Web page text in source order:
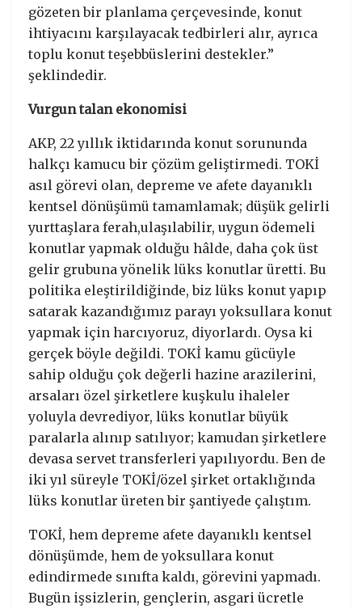
gözeten bir planlama çerçevesinde, konut
ihtiyacını karşılayacak tedbirleri alır, ayrıca
toplu konut teşebbüslerini destekler.”
şeklindedir.
Vurgun talan ekonomisi
AKP, 22 yıllık iktidarında konut sorununda
halkçı kamucu bir çözüm geliştirmedi. TOKİ
asıl görevi olan, depreme ve afete dayanıklı
kentsel dönüşümü tamamlamak; düşük gelirli
yurttaşlara ferah,ulaşılabilir, uygun ödemeli
konutlar yapmak olduğu hâlde, daha çok üst
gelir grubuna yönelik lüks konutlar üretti. Bu
politika eleştirildiğinde, biz lüks konut yapıp
satarak kazandığımız parayı yoksullara konut
yapmak için harcıyoruz, diyorlardı. Oysa ki
gerçek böyle değildi. TOKİ kamu gücüyle
sahip olduğu çok değerli hazine arazilerini,
arsaları özel şirketlere kuşkulu ihaleler
yoluyla devrediyor, lüks konutlar büyük
paralarla alınıp satılıyor; kamudan şirketlere
devasa servet transferleri yapılıyordu. Ben de
iki yıl süreyle TOKİ/özel şirket ortaklığında
lüks konutlar üreten bir şantiyede çalıştım.
TOKİ, hem depreme afete dayanıklı kentsel
dönüşümde, hem de yoksullara konut
edindirmede sınıfta kaldı, görevini yapmadı.
Bugün işsizlerin, gençlerin, asgari ücretle